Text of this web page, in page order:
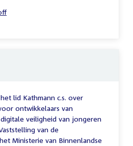
lid Kathmann c.s. over
ontwikkelaars van
veiligheid van jongeren
van de
Ministerie van Binnenlandse